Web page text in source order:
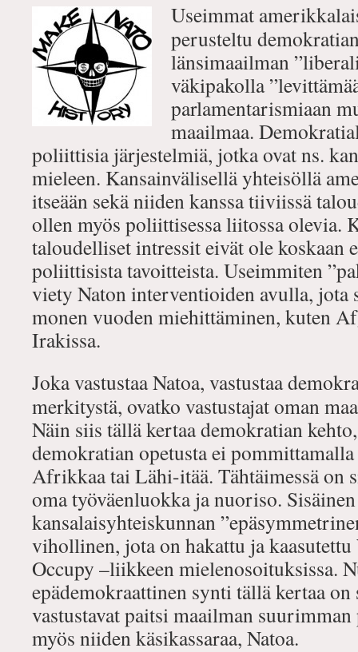
Useimmat
perusteltu
länsimaailman
väkipakolla
parlamentarismiaan
maailmaa.
poliittisia järjestelmiä, jotka ovat ns.
mieleen. Kansainvälisellä yhteisöllä
itseään sekä niiden kanssa tiiviissä
ollen myös poliittisessa liitossa olevia.
taloudelliset intressit eivät ole koskaan
poliittisista tavoitteista. Useimmiten
viety Naton interventioiden avulla, jota
monen vuoden miehittäminen, kuten
Irakissa.
Joka vastustaa Natoa, vastustaa
merkitystä, ovatko vastustajat oman
Näin siis tällä kertaa demokratian
demokratian opetusta ei
Afrikkaa tai Lähi-itää. Tähtäimessä on
oma työväenluokka ja nuoriso.
kansalaisyhteiskunnan
vihollinen, jota on hakattu ja kaasutettu
Occupy –liikkeen mielenosoituksissa.
epädemokraattinen synti tällä kertaa on
vastustavat paitsi maailman
myös niiden käsikassaraa, Natoa.